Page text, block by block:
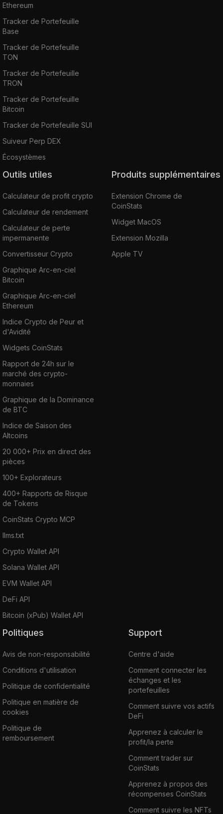
Ethereum
Tracker de Portefeuille
Base
Tracker de Portefeuille
TON
Tracker de Portefeuille
TRON
Tracker de Portefeuille
Bitcoin
Tracker de Portefeuille SUI
Suiveur Perp DEX
Écosystèmes
Outils utiles
Calculateur de profit crypto
Calculateur de rendement
Calculateur de perte
impermanente
Convertisseur Crypto
Graphique Arc-en-ciel
Bitcoin
Graphique Arc-en-ciel
Ethereum
Indice Crypto de Peur et
d'Avidité
Widgets CoinStats
Rapport de 24h sur le
marché des crypto-
monnaies
Graphique de la Dominance
de BTC
Indice de Saison des
Altcoins
20 000+ Prix en direct des
pièces
100+ Explorateurs
400+ Rapports de Risque
de Tokens
CoinStats Crypto MCP
llms.txt
Crypto Wallet API
Solana Wallet API
EVM Wallet API
DeFi API
Bitcoin (xPub) Wallet API
Produits supplémentaires
Extension Chrome de
CoinStats
Widget MacOS
Extension Mozilla
Apple TV
Politiques
Avis de non-responsabilité
Conditions d'utilisation
Politique de confidentialité
Politique en matière de
cookies
Politique de
remboursement
Support
Centre d'aide
Comment connecter les
échanges et les
portefeuilles
Comment suivre vos actifs
DeFi
Apprenez à calculer le
profit/la perte
Comment trader sur
CoinStats
Apprenez à propos des
récompenses CoinStats
Comment suivre les NFTs